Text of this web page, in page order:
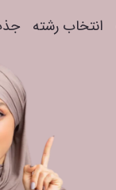
انتخاب رشته